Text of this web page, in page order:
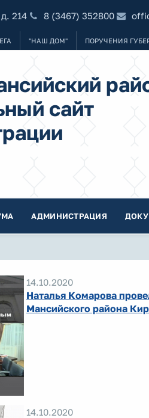
214 8 (3467) 352800
"НАШ ДОМ" ПОРУЧЕНИЯ
сайт
АДМИНИСТРАЦИЯ
14.10.2020
Наталья Комарова
Мансийского района
14.10.2020